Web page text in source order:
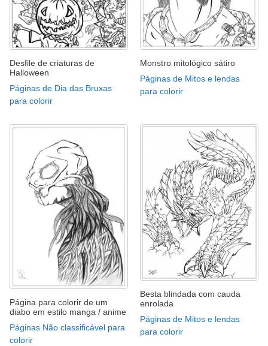
Desfile de criaturas de
Halloween
Páginas de Dia das Bruxas
para colorir
Monstro mitológico sátiro
Páginas de Mitos e lendas
para colorir
Página para colorir de um
diabo em estilo manga / anime
Páginas Não classificável para
colorir
Besta blindada com cauda
enrolada
Páginas de Mitos e lendas
para colorir